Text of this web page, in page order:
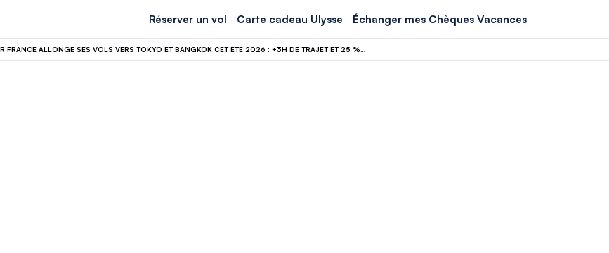
Réserver un vol Carte cadeau Ulysse Échanger mes Chèques Vacances